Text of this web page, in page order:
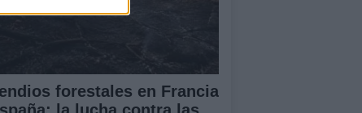
forestales en Francia